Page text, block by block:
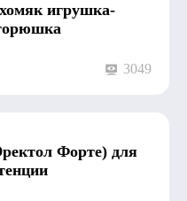
игрушка-
3049
Форте) для